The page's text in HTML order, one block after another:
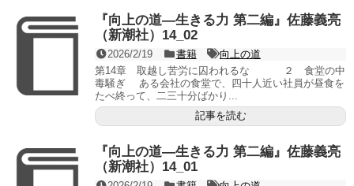
『向上の道―生きる力 第二編』佐藤義亮
（新潮社）14_02
2026/2/19 書籍
向上の道
第14章 取越し苦労に囚われるな ２ 食堂の中
毒騒ぎ ある会社の食堂で、四十人近い社員が昼食を
たべ終って、二三十分ばかり...
記事を読む
『向上の道―生きる力 第二編』佐藤義亮
（新潮社）14_01